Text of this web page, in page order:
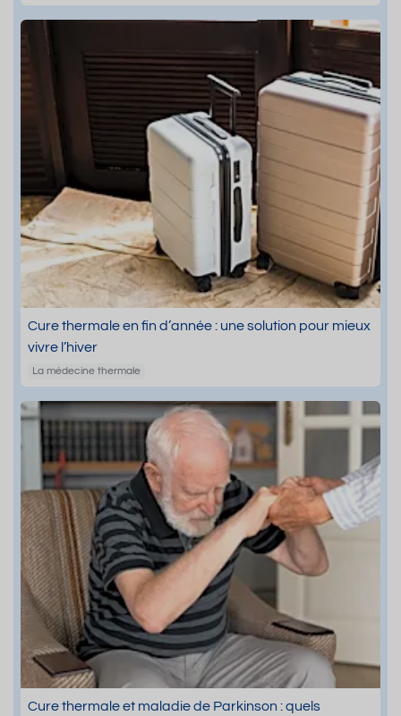
Cure thermale en fin d’année : une solution pour mieux
vivre l’hiver
La médecine thermale
Cure thermale et maladie de Parkinson : quels